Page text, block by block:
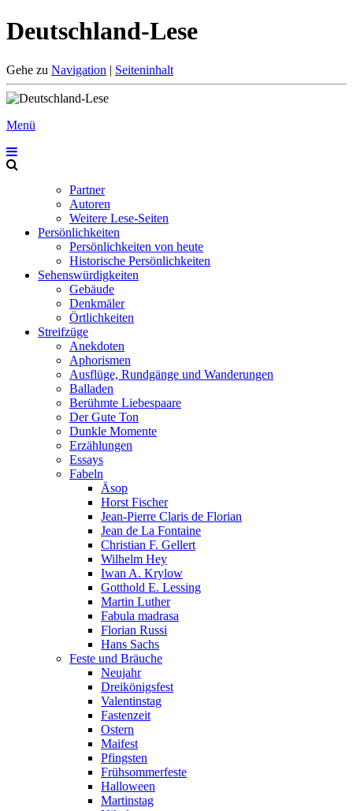
Deutschland-Lese
Gehe zu Navigation | Seiteninhalt
Menü
Partner
Autoren
Weitere Lese-Seiten
Persönlichkeiten
Persönlichkeiten von heute
Historische Persönlichkeiten
Sehenswürdigkeiten
Gebäude
Denkmäler
Örtlichkeiten
Streifzüge
Anekdoten
Aphorismen
Ausflüge, Rundgänge und Wanderungen
Balladen
Berühmte Liebespaare
Der Gute Ton
Dunkle Momente
Erzählungen
Essays
Fabeln
Äsop
Horst Fischer
Jean-Pierre Claris de Florian
Jean de La Fontaine
Christian F. Gellert
Wilhelm Hey
Iwan A. Krylow
Gotthold E. Lessing
Martin Luther
Fabula madrasa
Florian Russi
Hans Sachs
Feste und Bräuche
Neujahr
Dreikönigsfest
Valentinstag
Fastenzeit
Ostern
Maifest
Pfingsten
Frühsommerfeste
Halloween
Martinstag